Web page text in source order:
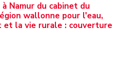
Namur du cabinet du
wallonne pour l'eau,
et la vie rurale : couverture